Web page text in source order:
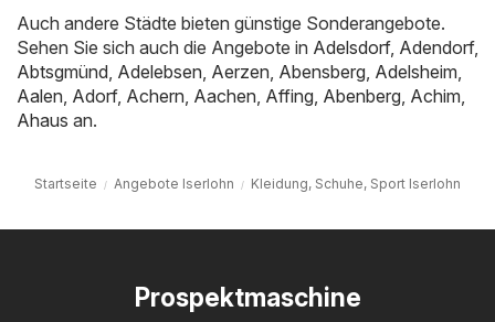
Auch andere Städte bieten günstige Sonderangebote.
Sehen Sie sich auch die Angebote in Adelsdorf, Adendorf,
Abtsgmünd Adelebsen Aerzen Abensberg Adelsheim
Aalen Adorf, Achern Aachen Affing Abenberg Achim
Ahaus an.
Startseite Angebote Iserlohn Kleidung, Schuhe, Sport Iserlohn
Prospektmaschine